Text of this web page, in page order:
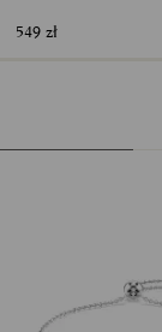
549 zł